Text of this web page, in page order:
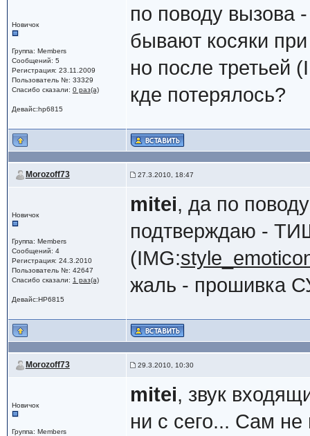
Новичок
Группа: Members
Сообщений: 5
Регистрация: 23.11.2009
Пользователь №: 33329
Спасибо сказали: 0 раз(а)
Девайс:hp6815
по поводу вызова
бывают косяки
но после третьей
кде потерялось?
Morozoff73 27.3.2010, 18:47
Новичок
Группа: Members
Сообщений: 4
Регистрация: 24.3.2010
Пользователь №: 42647
Спасибо сказали: 1 раз(а)
Девайс:HP6815
mitei, да по
подтверждаю -
(IMG:
жаль - прошивка
Morozoff73 29.3.2010, 10:30
Новичок
Группа: Members
mitei, звук
ни с сего... Сам не